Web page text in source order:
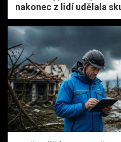
nakonec z lidí udělala